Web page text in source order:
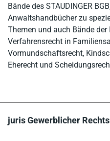
Bände des STAUDINGER
Anwaltshandbücher zu
Themen und auch Bände der
Verfahrensrecht in
Vormundschaftsrecht,
Eherecht und
juris Gewerblicher